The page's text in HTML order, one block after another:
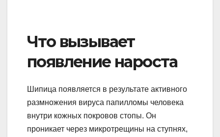
Что вызывает
появление нароста
Шипица появляется в результате активного
размножения вируса папилломы человека
внутри кожных покровов стопы. Он
проникает через микротрещины на ступнях,